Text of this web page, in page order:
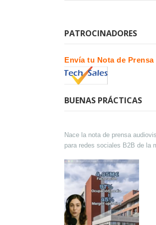
PATROCINADORES
Envía tu Nota de Prensa
BUENAS PRÁCTICAS
Nace la nota de prensa
para redes sociales B2B de la